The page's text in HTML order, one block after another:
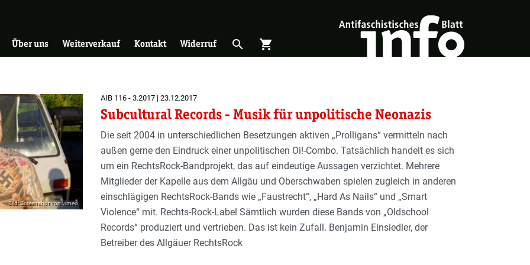
Über uns Weiterverkauf Kontakt Widerruf Suche öffnen
search Warenkorb öffnen
shopping_cart
Bild: Screenshot von vimeo
AIB 116 - 3.2017 | 23.12.2017
Subcultural Records - Musik für unpolitische Neonazis
Die seit 2004 in unterschiedlichen Besetzungen aktiven „Prolligans“ vermitteln nach
außen gerne den Eindruck einer unpolitischen Oi!-Combo. Tatsächlich handelt es sich
um ein RechtsRock-Bandprojekt, das auf eindeutige Aussagen verzichtet. Mehrere
Mitglieder der Kapelle aus dem Allgäu und Oberschwaben spielen zugleich in anderen
einschlägigen RechtsRock-­Bands wie „Faustrecht“, „Hard As Nails“ und „Smart
Violence“ mit. Rechts-Rock-Label Sämtlich wurden diese Bands von „Oldschool
Records“ produziert und vertrieben. Das ist kein Zufall. Benjamin Einsiedler, der
Betreiber des Allgäuer RechtsRock